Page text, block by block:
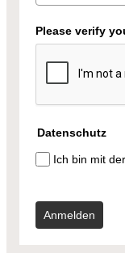
Please verify
Datenschutz
Ich bin mit
Anmelden